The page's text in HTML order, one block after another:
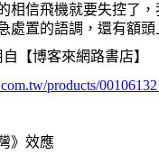
相信飛機就要失控了
處置的語調，還有額頭
【博客來網路書店】
products/
》效應